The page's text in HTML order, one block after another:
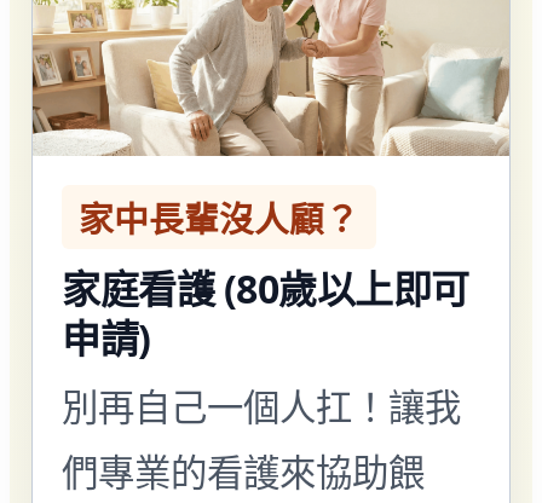
家中長輩沒人顧？
家庭看護 (80歲以上即可
申請)
別再自己一個人扛！讓我
們專業的看護來協助餵